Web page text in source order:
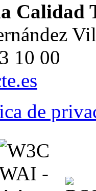
Calidad
10 00
de